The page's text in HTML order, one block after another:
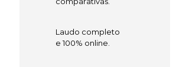
Laudo completo
e 100% online.